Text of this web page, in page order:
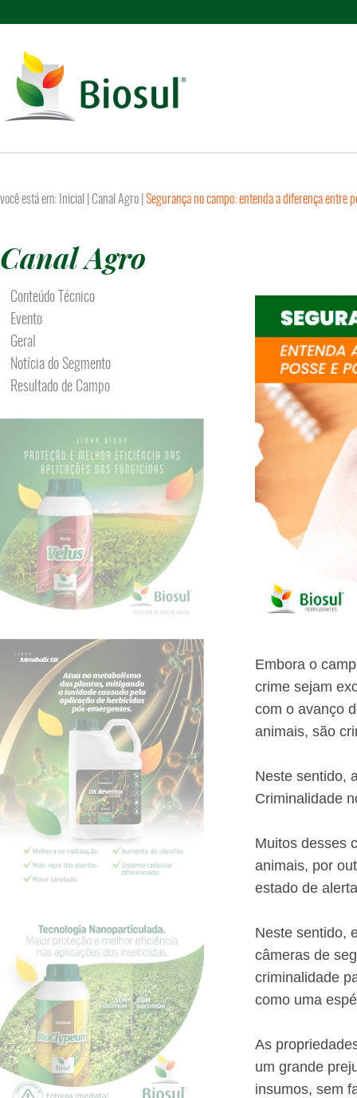
você está em: Inicial Canal Agro Segurança no campo: entenda a diferença entre
Canal Agro
Conteúdo Técnico
Evento
Geral
Notícia do Segmento
Resultado de Campo
Embora o
crime sejam
com o avanço
animais, são
Neste sentido,
Criminalidade
Muitos desses
animais, por
estado de
Neste sentido,
câmeras de
criminalidade
como uma
As
um grande
insumos, sem